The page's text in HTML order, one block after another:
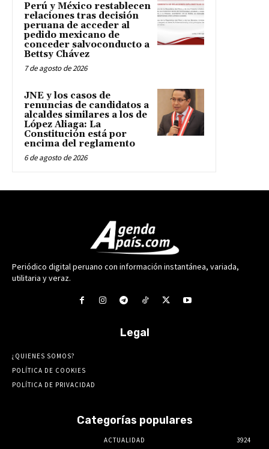
Perú y México restablecen
relaciones tras decisión
peruana de acceder al
pedido mexicano de
conceder salvoconducto a
Bettsy Chávez
7 de agosto de 2026
JNE y los casos de
renuncias de candidatos a
alcaldes similares a los de
López Aliaga: La
Constitución está por
encima del reglamento
6 de agosto de 2026
Periódico digital peruano con información instantánea, variada,
utilitaria y veraz.
Legal
¿QUIENES SOMOS?
POLÍTICA DE COOKIES
POLÍTICA DE PRIVACIDAD
Categorías populares
ACTUALIDAD 3924